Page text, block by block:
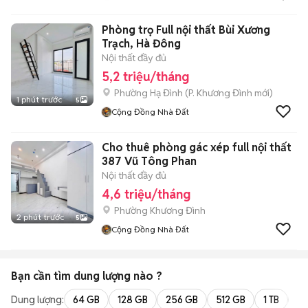
1 phút trước 5
Phòng trọ Full nội thất Bùi Xương
Trạch, Hà Đông
Nội thất đầy đủ
5,2 triệu/tháng
Phường Hạ Đình (P. Khương Đình mới)
Cộng Đồng Nhà Đất
2 phút trước 5
Cho thuê phòng gác xép full nội thất
387 Vũ Tông Phan
Nội thất đầy đủ
4,6 triệu/tháng
Phường Khương Đình
Cộng Đồng Nhà Đất
Bạn cần tìm dung lượng nào ?
Dung lượng: 64 GB 128 GB 256 GB 512 GB 1 TB